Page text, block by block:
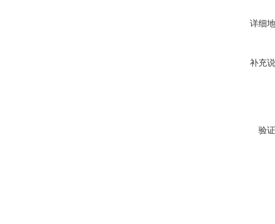
详细
补充
验